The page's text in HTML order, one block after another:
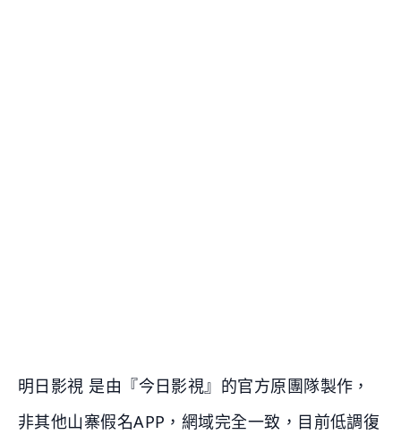
明日影視 是由『今日影視』的官方原團隊製作，
非其他山寨假名APP，網域完全一致，目前低調復